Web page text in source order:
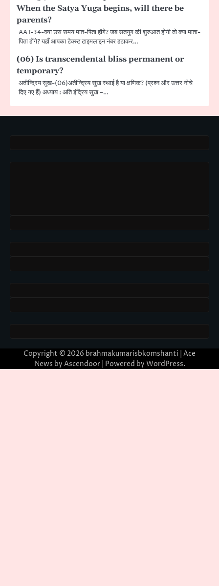
When the Satya Yuga begins, will there be
parents?
AAT-34-क्या उस समय मात-पिता होंगे? जब सतयुग की शुरुआत होगी तो क्या माता-
पिता होंगे? यहाँ आपका टेक्स्ट टाइमलाइन नंबर हटाकर…
(06) Is transcendental bliss permanent or
temporary?
अतीन्द्रिय सुख-(06)अतीन्द्रिय सुख स्थाई है या क्षणिक? (प्रश्न और उत्तर नीचे
दिए गए हैं) अध्याय : अति इंद्रिय सुख –…
Copyright © 2026 brahmakumarisbkomshanti | Ace
News by Ascendoor| Powered by WordPress.